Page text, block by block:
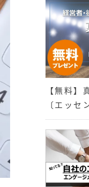
【無料】
〔エッセ